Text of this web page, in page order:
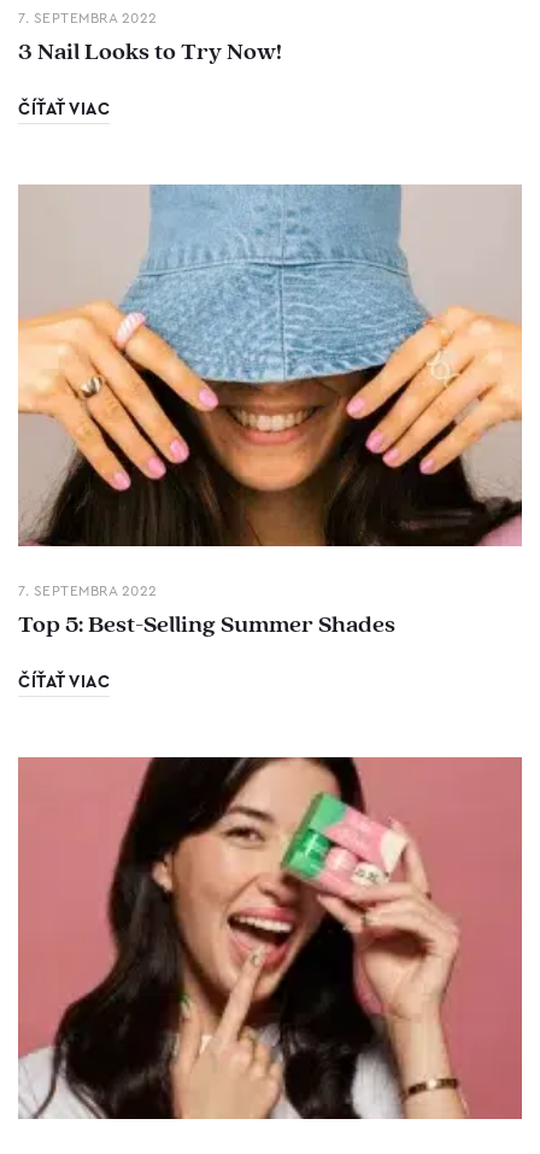
7. SEPTEMBRA 2022
3 Nail Looks to Try Now!
ČÍŤAŤ VIAC
7. SEPTEMBRA 2022
Top 5: Best-Selling Summer Shades
ČÍŤAŤ VIAC